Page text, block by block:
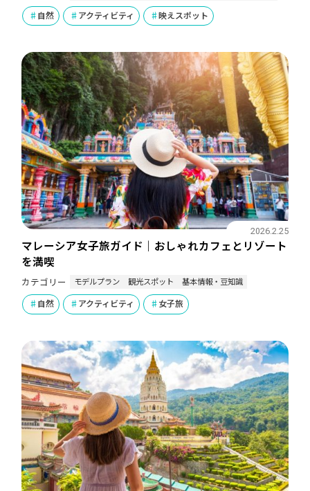
自然 アクティビティ 映えスポット
マレーシア女子旅ガイド｜おしゃれカフェとリゾート
を満喫
2026.2.25
カテゴリー モデルプラン 観光スポット 基本情報・豆知識
自然 アクティビティ 女子旅